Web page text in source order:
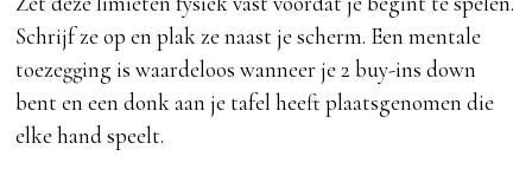
Schrijf ze op en plak ze naast je scherm. Een mentale
toezegging is waardeloos wanneer je 2 buy-ins down
bent en een donk aan je tafel heeft plaatsgenomen die
elke hand speelt.